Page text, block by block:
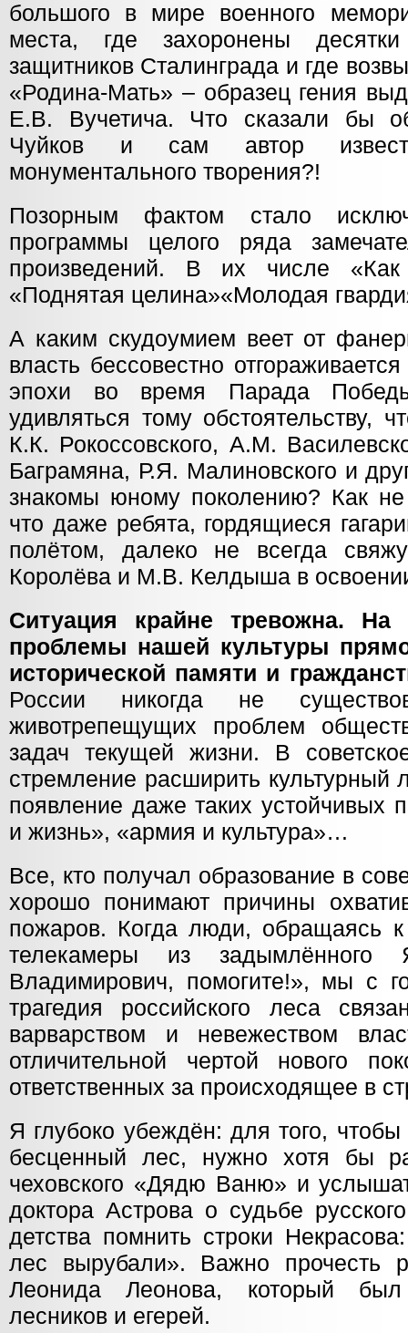
большого в мире военного
места, где захоронены
защитников Сталинграда и где
«Родина-Мать» – образец гения
Е.В. Вучетича. Что сказали бы
Чуйков и сам автор
монументального творения?!
Позорным фактом стало
программы целого ряда
произведений. В их числе «Как
«Поднятая целина»«Молодая
А каким скудоумием веет от
власть бессовестно
эпохи во время Парада
удивляться тому обстоятельству,
К.К. Рокоссовского, А.М.
Баграмяна, Р.Я. Малиновского и
знакомы юному поколению? Как не
что даже ребята, гордящиеся
полётом, далеко не всегда
Королёва и М.В. Келдыша в
Ситуация крайне тревожна. На
проблемы нашей культуры
исторической памяти и
России никогда не
животрепещущих проблем
задач текущей жизни. В
стремление расширить культурный
появление даже таких устойчивых
и жизнь», «армия и культура»…
Все, кто получал образование в
хорошо понимают причины
пожаров. Когда люди, обращаясь к
телекамеры из задымлённого
Владимирович, помогите!», мы с
трагедия российского леса
варварством и невежеством
отличительной чертой нового
ответственных за происходящее в
Я глубоко убеждён: для того,
бесценный лес, нужно хотя бы
чеховского «Дядю Ваню» и
доктора Астрова о судьбе
детства помнить строки
лес вырубали». Важно прочесть
Леонида Леонова, который был
лесников и егерей.